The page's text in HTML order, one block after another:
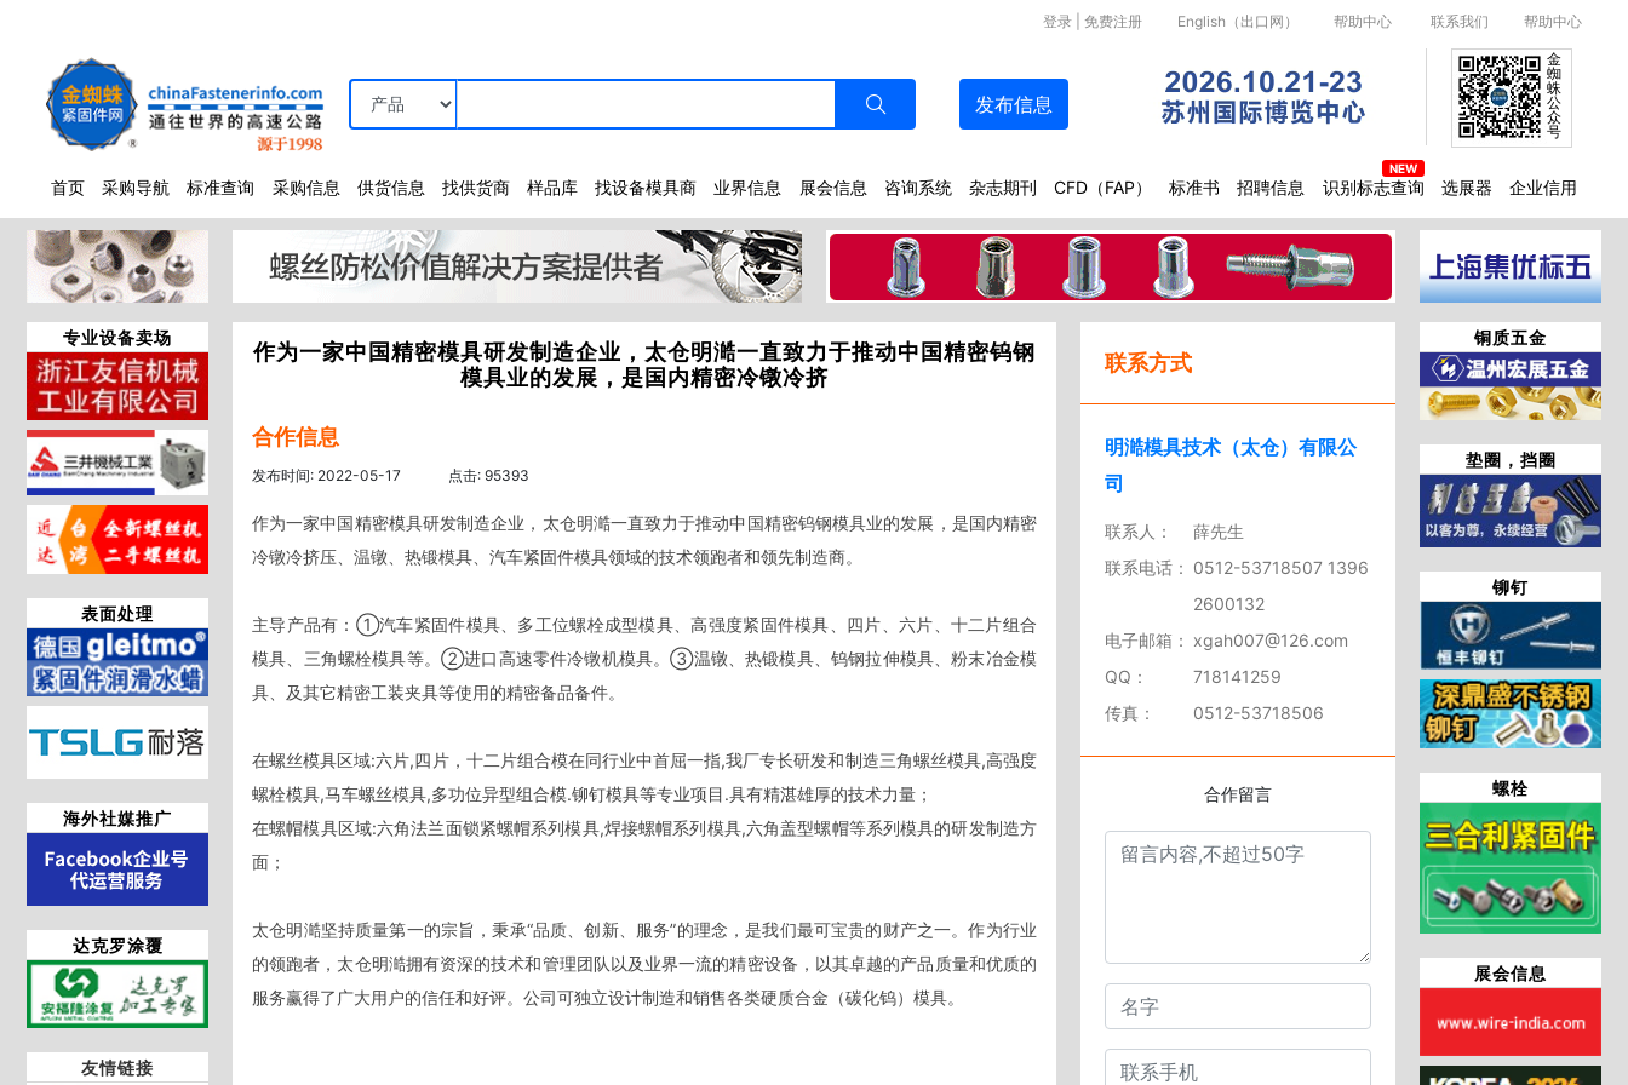
English（出口网） 帮助中心 联系我们 帮助中心
登录 免费注册
发布信息
首页 采购导航 标准查询 采购信息 供货信息 找供货商 样品库 找设备模具商 业界信息 展会信息 咨询系统 杂志期刊 CFD（FAP） 标准书 招聘信息 识别标志查询 选展器 企业信用
金
蜘
蛛
公
众
号
专业设备卖场
表面处理
海外社媒推广
达克罗涂覆
友情链接
铜质五金
垫圈，挡圈
铆钉
螺栓
展会信息
作为一家中国精密模具研发制造企业，太仓明澔一直致力于推动中国精密钨钢
模具业的发展，是国内精密冷镦冷挤
合作信息
发布时间: 2022-05-17 点击: 95393
作为一家中国精密模具研发制造企业，太仓明澔一直致力于推动中国精密钨钢模具业的发展，是国内精密
冷镦冷挤压、温镦、热锻模具、汽车紧固件模具领域的技术领跑者和领先制造商。
主导产品有：①汽车紧固件模具、多工位螺栓成型模具、高强度紧固件模具、四片、六片、十二片组合
模具、三角螺栓模具等。②进口高速零件冷镦机模具。③温镦、热锻模具、钨钢拉伸模具、粉末冶金模
具、及其它精密工装夹具等使用的精密备品备件。
在螺丝模具区域:六片,四片，十二片组合模在同行业中首屈一指,我厂专长研发和制造三角螺丝模具,高强度
螺栓模具,马车螺丝模具,多功位异型组合模.铆钉模具等专业项目.具有精湛雄厚的技术力量；
在螺帽模具区域:六角法兰面锁紧螺帽系列模具,焊接螺帽系列模具,六角盖型螺帽等系列模具的研发制造方
面；
太仓明澔坚持质量第一的宗旨，秉承“品质、创新、服务”的理念，是我们最可宝贵的财产之一。作为行业
的领跑者，太仓明澔拥有资深的技术和管理团队以及业界一流的精密设备，以其卓越的产品质量和优质的
服务赢得了广大用户的信任和好评。公司可独立设计制造和销售各类硬质合金（碳化钨）模具。
联系方式
明澔模具技术（太仓）有限公
司
联系人：
薛先生
联系电话： 0512-53718507 1396
2600132
电子邮箱： xgah007@126.com
QQ：
718141259
传真：
0512-53718506
合作留言